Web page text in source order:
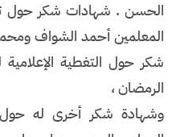
الحسن . شهادات شكر حول
المعلمين أحمد الشواف
شكر حول التغطية
الرمضان ،
وشهادة شكر أخرى له حول